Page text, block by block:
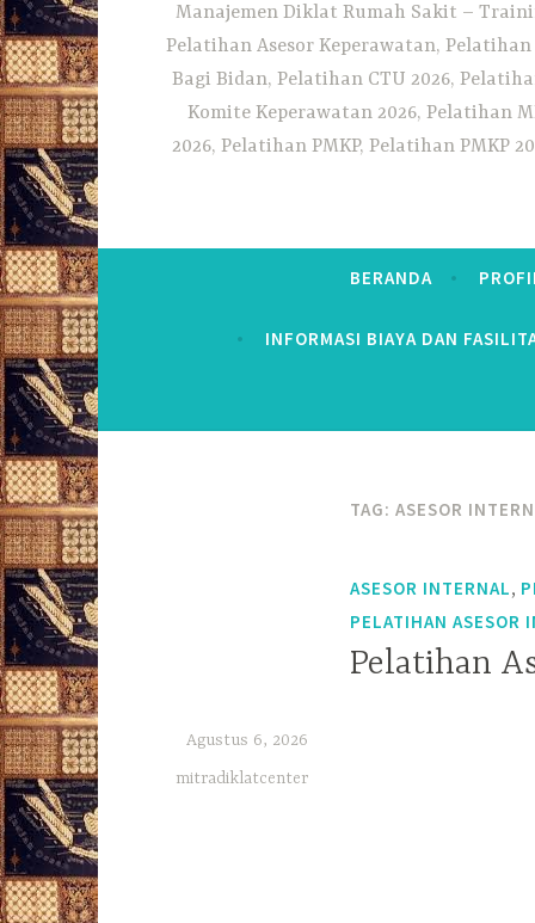
Manajemen Diklat Rumah Sakit –
Pelatihan Asesor Keperawatan, Pelatihan
Bagi Bidan, Pelatihan CTU 2026,
Komite Keperawatan 2026, Pelatihan
2026, Pelatihan PMKP, Pelatihan PMKP
BERANDA
INFORMASI BIAYA DAN
TAG: ASESOR
ASESOR INTERNAL,
PELATIHAN ASESOR
Pelatihan
Agustus 6, 2026
mitradiklatcenter